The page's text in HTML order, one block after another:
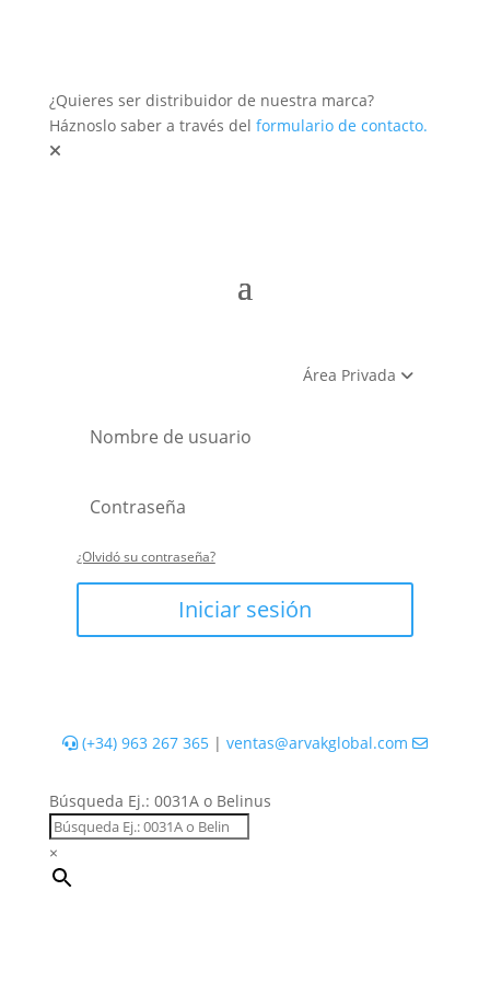
¿Quieres ser distribuidor de nuestra marca?
Háznoslo saber a través del formulario de contacto.
Área Privada
¿Olvidó su contraseña?
Iniciar sesión
(+34) 963 267 365| ventas@arvakglobal.com
Búsqueda Ej.: 0031A o Belinus
×